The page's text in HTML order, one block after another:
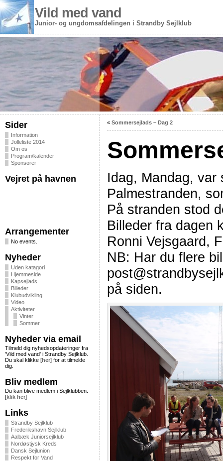
Vild med vand
Junior- og ungdomsafdelingen i Strandby Sejlklub
Sider
Information
Jolleliste 2014
Om os
Program/kalender
Sponsorer
Vejret på havnen
Arrangementer
No events.
Nyheder
Uden katagori
Hjemmeside
Kapsejlads
Billeder
Klubudvikling
Video
Aktiviteter
Vinter
Sommer
Nyheder via email
Tilmeld dig nyhedsopdateringer fra
'Vild med vand' i Strandby Sejlklub.
Du skal klikke [her] for at tilmelde
dig.
Bliv medlem
Du kan blive medlem i Sejlklubben.
[klik her]
Links
Strandby Sejlklub
Frederikshavn Sejlklub
Aalbæk Juniorsejlklub
Nordøstjysk Kreds
Dansk Sejlunion
Respekt for Vand
« Sommersejlads – Dag 2
Idag, Mandag, var
Palmestranden,
På stranden stod
Billeder fra dagen
Ronni Vejsgaard,
NB: Har du flere
på siden.